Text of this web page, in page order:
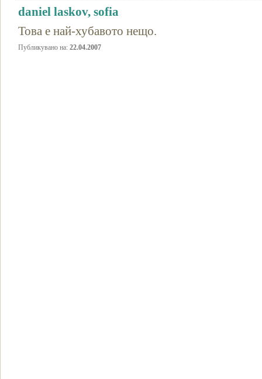
daniel laskov, sofia
Това е най-хубавото нещо.
Публикувано на: 22.04.2007